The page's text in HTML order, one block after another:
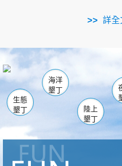
詳全
海生館
恆春
龍鑾潭自然中心
瓊麻館
關山 墾管
白砂
生態
墾丁
海洋
墾丁
陸上
墾丁